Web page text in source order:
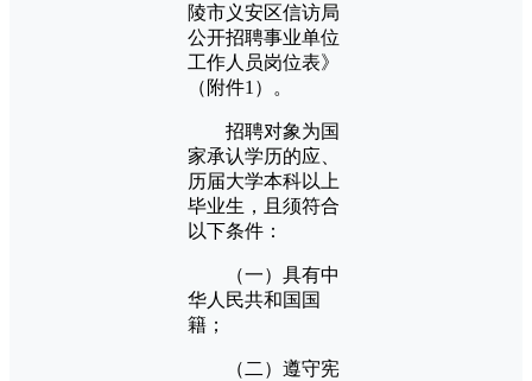
陵市义安区信访局
公开招聘事业单位
工作人员岗位表》
（附件1）。
招聘对象为国
家承认学历的应、
历届大学本科以上
毕业生，且须符合
以下条件：
（一）具有中
华人民共和国国
籍；
（二）遵守宪